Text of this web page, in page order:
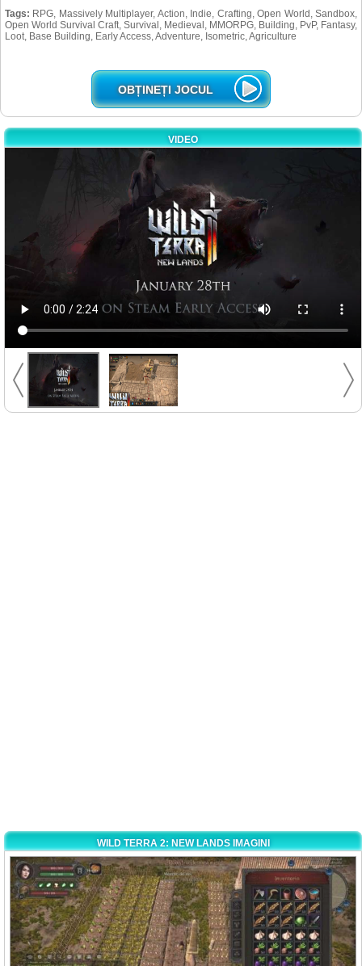
Tags: RPG, Massively Multiplayer, Action, Indie, Crafting, Open World, Sandbox,
Open World Survival Craft, Survival, Medieval, MMORPG, Building, PvP, Fantasy,
Loot, Base Building, Early Access, Adventure, Isometric, Agriculture
OBȚINEȚI JOCUL
VIDEO
WILD TERRA 2: NEW LANDS IMAGINI